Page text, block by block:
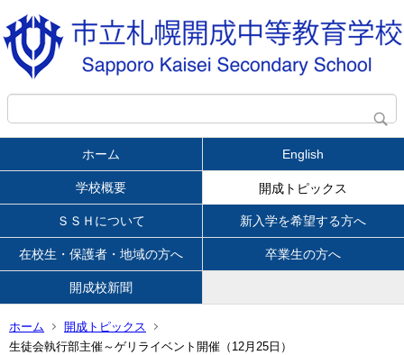
ホーム English
学校概要 開成トピックス
ＳＳＨについて 新入学を希望する方へ
在校生・保護者・地域の方へ 卒業生の方へ
開成校新聞
ホーム
開成トピックス
生徒会執行部主催～ゲリライベント開催（12月25日）